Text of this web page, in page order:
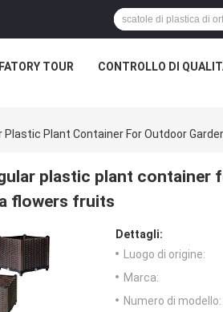
FATORY TOUR CONTROLLO DI
Plastic Plant Container For Outdoor
plastic plant
flowers fruits
Dettagli:
Luogo di origine:
Marca:
Numero di modello: